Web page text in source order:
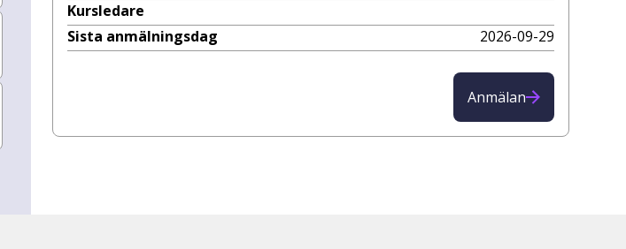
Kursledare
Sista anmälningsdag
2026-09-29
Anmälan